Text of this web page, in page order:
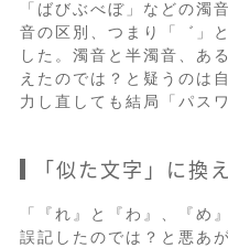
「ばびぶべぼ」などの濁
音の区別、つまり「゛」
した。濁音と半濁音、あ
えたのでは？と疑うのは
力し直しても結局「パス
「似た文字」に換
「『れ』と『わ』、『め
誤記したのでは？と悪あ